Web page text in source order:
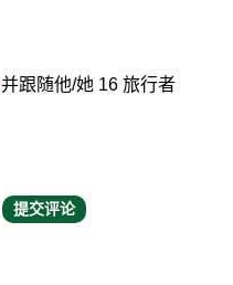
并跟随他/她 16 旅行者
提交评论